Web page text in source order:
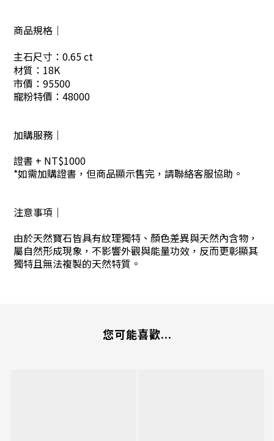
商品規格｜
主石尺寸：0.65 ct
材質：18K
市價：95500
寵粉特價：48000
加購服務｜
證書 + NT$1000
*如需加購證書，但商品顯示售完，請聯絡客服協助。
注意事項｜
由於天然寶石皆具有紋理獨特、顏色差異與天然內含物，
屬自然形成現象，不影響外觀與能量功效，反而更彰顯其
獨特且無法複製的天然特質。
您可能喜歡...